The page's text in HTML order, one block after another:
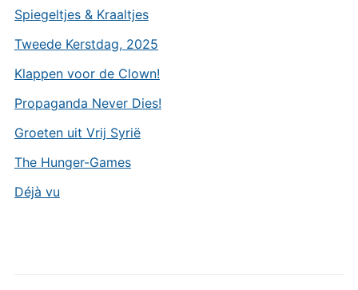
Spiegeltjes & Kraaltjes
Tweede Kerstdag, 2025
Klappen voor de Clown!
Propaganda Never Dies!
Groeten uit Vrij Syrië
The Hunger-Games
Déjà vu